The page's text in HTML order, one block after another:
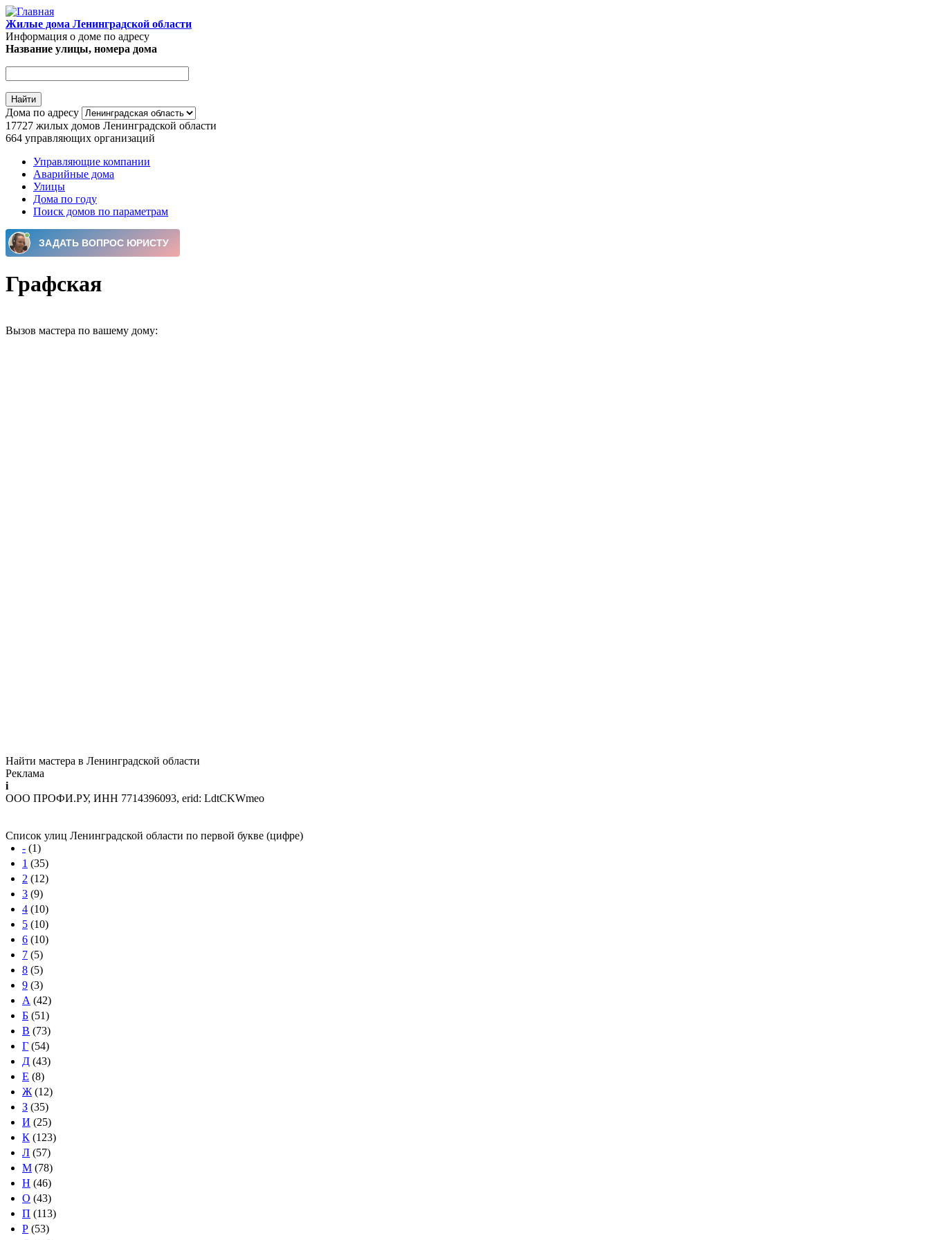
Перейти к основному содержанию
Жилые дома Ленинградской области
Информация о доме по адресу
Название улицы, номера дома
Дома по адресу
17727 жилых домов Ленинградской области
664 управляющих организаций
Главное меню
Управляющие компании
Аварийные дома
Улицы
Дома по году
Поиск домов по параметрам
Графская
Вызов мастера по вашему дому:
Найти мастера в Ленинградской области
Реклама
i
ООО ПРОФИ.РУ, ИНН 7714396093, erid: LdtCKWmeo
Список улиц Ленинградской области по первой букве (цифре)
- (1)
1 (35)
2 (12)
3 (9)
4 (10)
5 (10)
6 (10)
7 (5)
8 (5)
9 (3)
А (42)
Б (51)
В (73)
Г (54)
Д (43)
Е (8)
Ж (12)
З (35)
И (25)
К (123)
Л (57)
М (78)
Н (46)
О (43)
П (113)
Р (53)